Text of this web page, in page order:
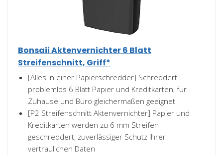
Bonsaii Aktenvernichter 6 Blatt
Streifenschnitt, Griff*
[Alles in einer Papierschredder] Schreddert
problemlos 6 Blatt Papier und Kreditkarten, für
Zuhause und Büro gleichermaßen geeignet
[P2 Streifenschnitt Aktenvernichter] Papier und
Kreditkarten werden zu 6 mm Streifen
geschreddert, zuverlässiger Schutz Ihrer
vertraulichen Daten